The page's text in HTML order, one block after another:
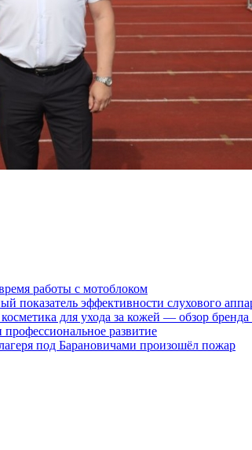
работы с мотоблоком
показатель эффективности слухового
для ухода за кожей — обзор бренда
развитие
под Барановичами произошёл пожар